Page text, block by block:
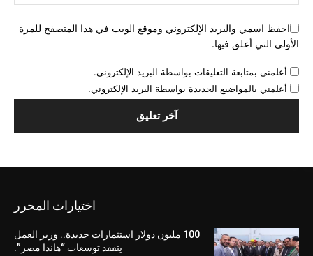
احفظ اسمي والبريد الإلكتروني وموقع الويب في هذا المتصفح للمرة
الأولى التي أعلق فيها.
أعلمني بمتابعة التعليقات بواسطة البريد الإلكتروني.
أعلمني بالمواضيع الجديدة بواسطة البريد الإلكتروني.
اختيارات المحرر
100 مليون دولار استثمارات جديدة.. وزير العمل
يتفقد توسعات “هاندا مصر”.